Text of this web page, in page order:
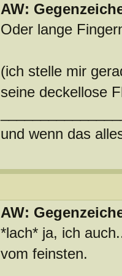
AW:
Oder lange
(ich stelle mir
seine deckellose
und wenn das
AW:
*lach* ja, ich
vom feinsten.